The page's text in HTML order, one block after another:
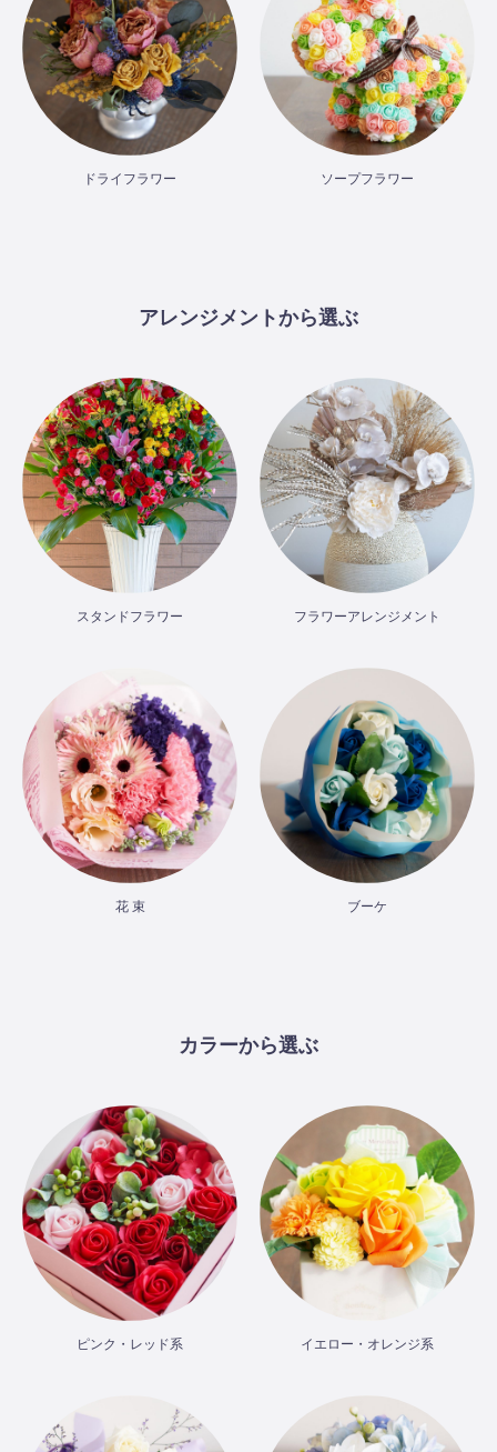
ドライフラワー ソープフラワー
アレンジメントから選ぶ
スタンドフラワー フラワーアレンジメント
花 束 ブーケ
カラーから選ぶ
ピンク・レッド系 イエロー・オレンジ系